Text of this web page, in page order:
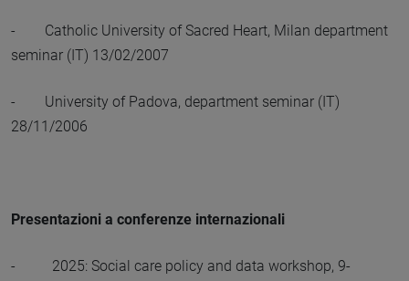
- Catholic University of Sacred Heart, Milan department
seminar (IT) 13/02/2007
- University of Padova, department seminar (IT)
28/11/2006
Presentazioni a conferenze internazionali
- 2025: Social care policy and data workshop, 9-